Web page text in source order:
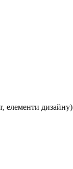
елементи дизайну)